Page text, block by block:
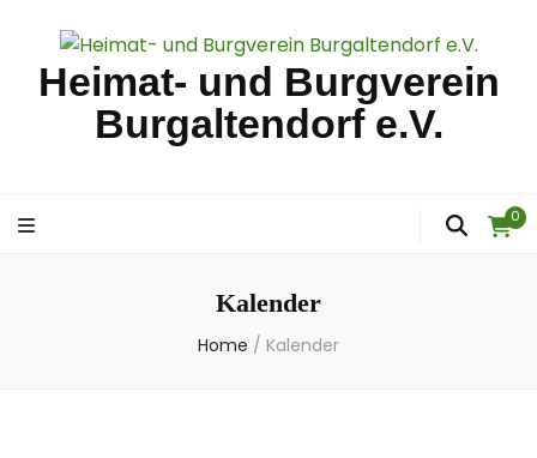
Heimat- und Burgverein
Burgaltendorf e.V.
0
Kalender
Home / Kalender